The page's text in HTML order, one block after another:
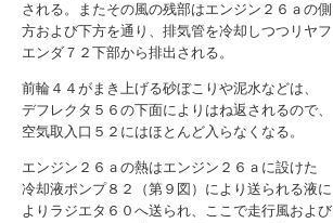
される。またその風の残部はエンジン２６ａの側
方および下方を通り、排気管を冷却しつつリヤフ
エンダ７２下部から排出される。
前輪４４がまき上げる砂ぼこりや泥水などは、
デフレクタ５６の下面によりはね返されるので、
空気取入口５２にはほとんど入らなくなる。
エンジン２６ａの熱はエンジン２６ａに設けた
冷却液ポンプ８２（第９図）により送られる液に
よりラジエタ６０へ送られ、ここで走行風および